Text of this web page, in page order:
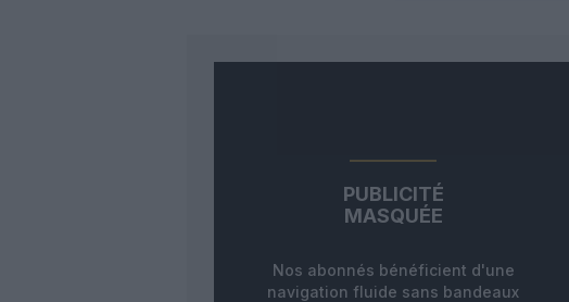
PUBLICITÉ
MASQUÉE
Nos abonnés bénéficient d'une
navigation fluide sans bandeaux